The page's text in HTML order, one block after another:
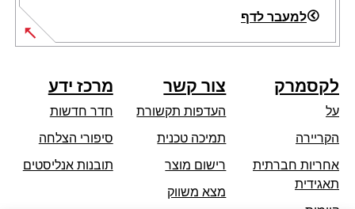
למעבר לדף
לקסמרק
על
הקריירה
אחריות חברתית
תאגידיתopens
צור קשר
העדפות תקשורת
תמיכה טכניתopens
רישום מוצר
מצא משווק
מרכז ידע
חדר חדשות
סיפורי הצלחה
תובנות אנליסטים